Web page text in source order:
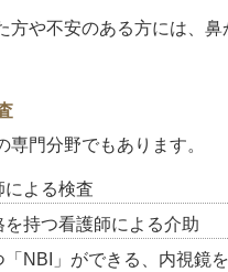
方や不安のある方には、
門分野でもあります。
よる検査
を持つ看護師による介助
NBI」ができる、内視鏡